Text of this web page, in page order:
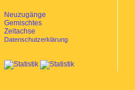
Neuzugänge
Gemischtes
Zeitachse
Datenschutzerklärung